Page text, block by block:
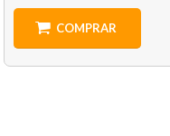
COMPRAR